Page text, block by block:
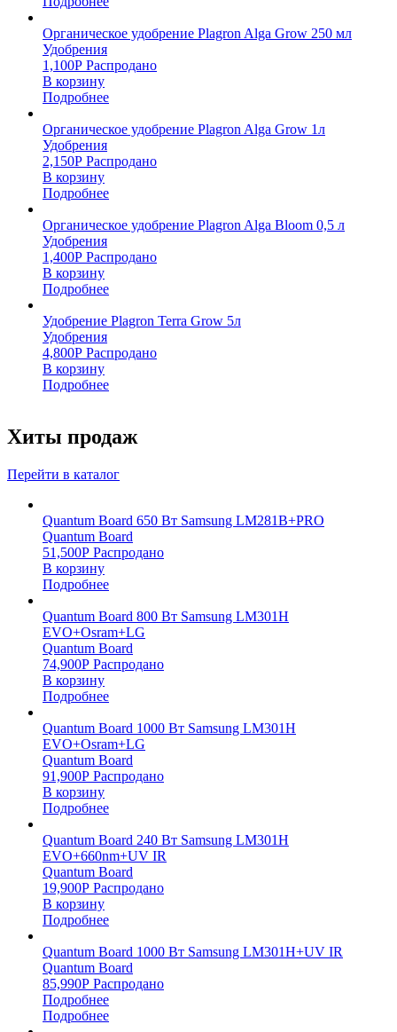
Органическое удобрение Plagron Alga Grow 250 мл
Удобрения
1,100Р Распродано
В корзину
Подробнее
Органическое удобрение Plagron Alga Grow 1л
Удобрения
2,150Р Распродано
В корзину
Подробнее
Органическое удобрение Plagron Alga Bloom 0,5 л
Удобрения
1,400Р Распродано
В корзину
Подробнее
Удобрение Plagron Terra Grow 5л
Удобрения
4,800Р Распродано
В корзину
Подробнее
Хиты продаж
Перейти в каталог
Quantum Board 650 Вт Samsung LM281B+PRO
Quantum Board
51,500Р Распродано
В корзину
Подробнее
Quantum Board 800 Вт Samsung LM301H
EVO+Osram+LG
Quantum Board
74,900Р Распродано
В корзину
Подробнее
Quantum Board 1000 Вт Samsung LM301H
EVO+Osram+LG
Quantum Board
91,900Р Распродано
В корзину
Подробнее
Quantum Board 240 Вт Samsung LM301H
EVO+660nm+UV IR
Quantum Board
19,900Р Распродано
В корзину
Подробнее
Quantum Board 1000 Вт Samsung LM301H+UV IR
Quantum Board
85,990Р Распродано
Подробнее
Подробнее